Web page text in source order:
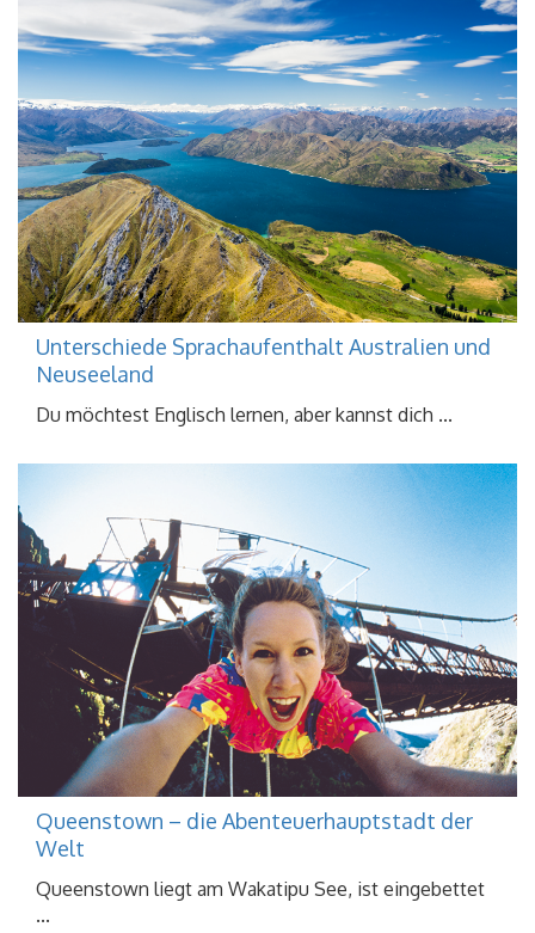
Unterschiede Sprachaufenthalt Australien und
Neuseeland
Du möchtest Englisch lernen, aber kannst dich ...
Queenstown – die Abenteuerhauptstadt der
Welt
Queenstown liegt am Wakatipu See, ist eingebettet
...